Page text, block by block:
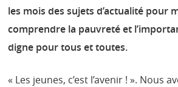
les mois des sujets d’actualité pour
comprendre la pauvreté et
digne pour tous et toutes.
« Les jeunes, c’est l’avenir ! ». Nous